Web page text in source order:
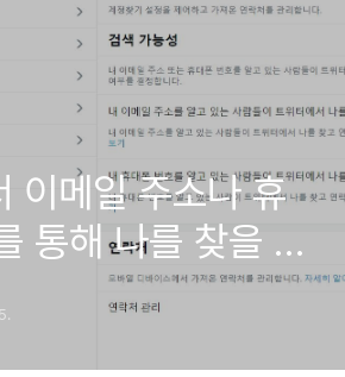
이메일 주소나 휴
통해 나를 찾을 수
하는 방법